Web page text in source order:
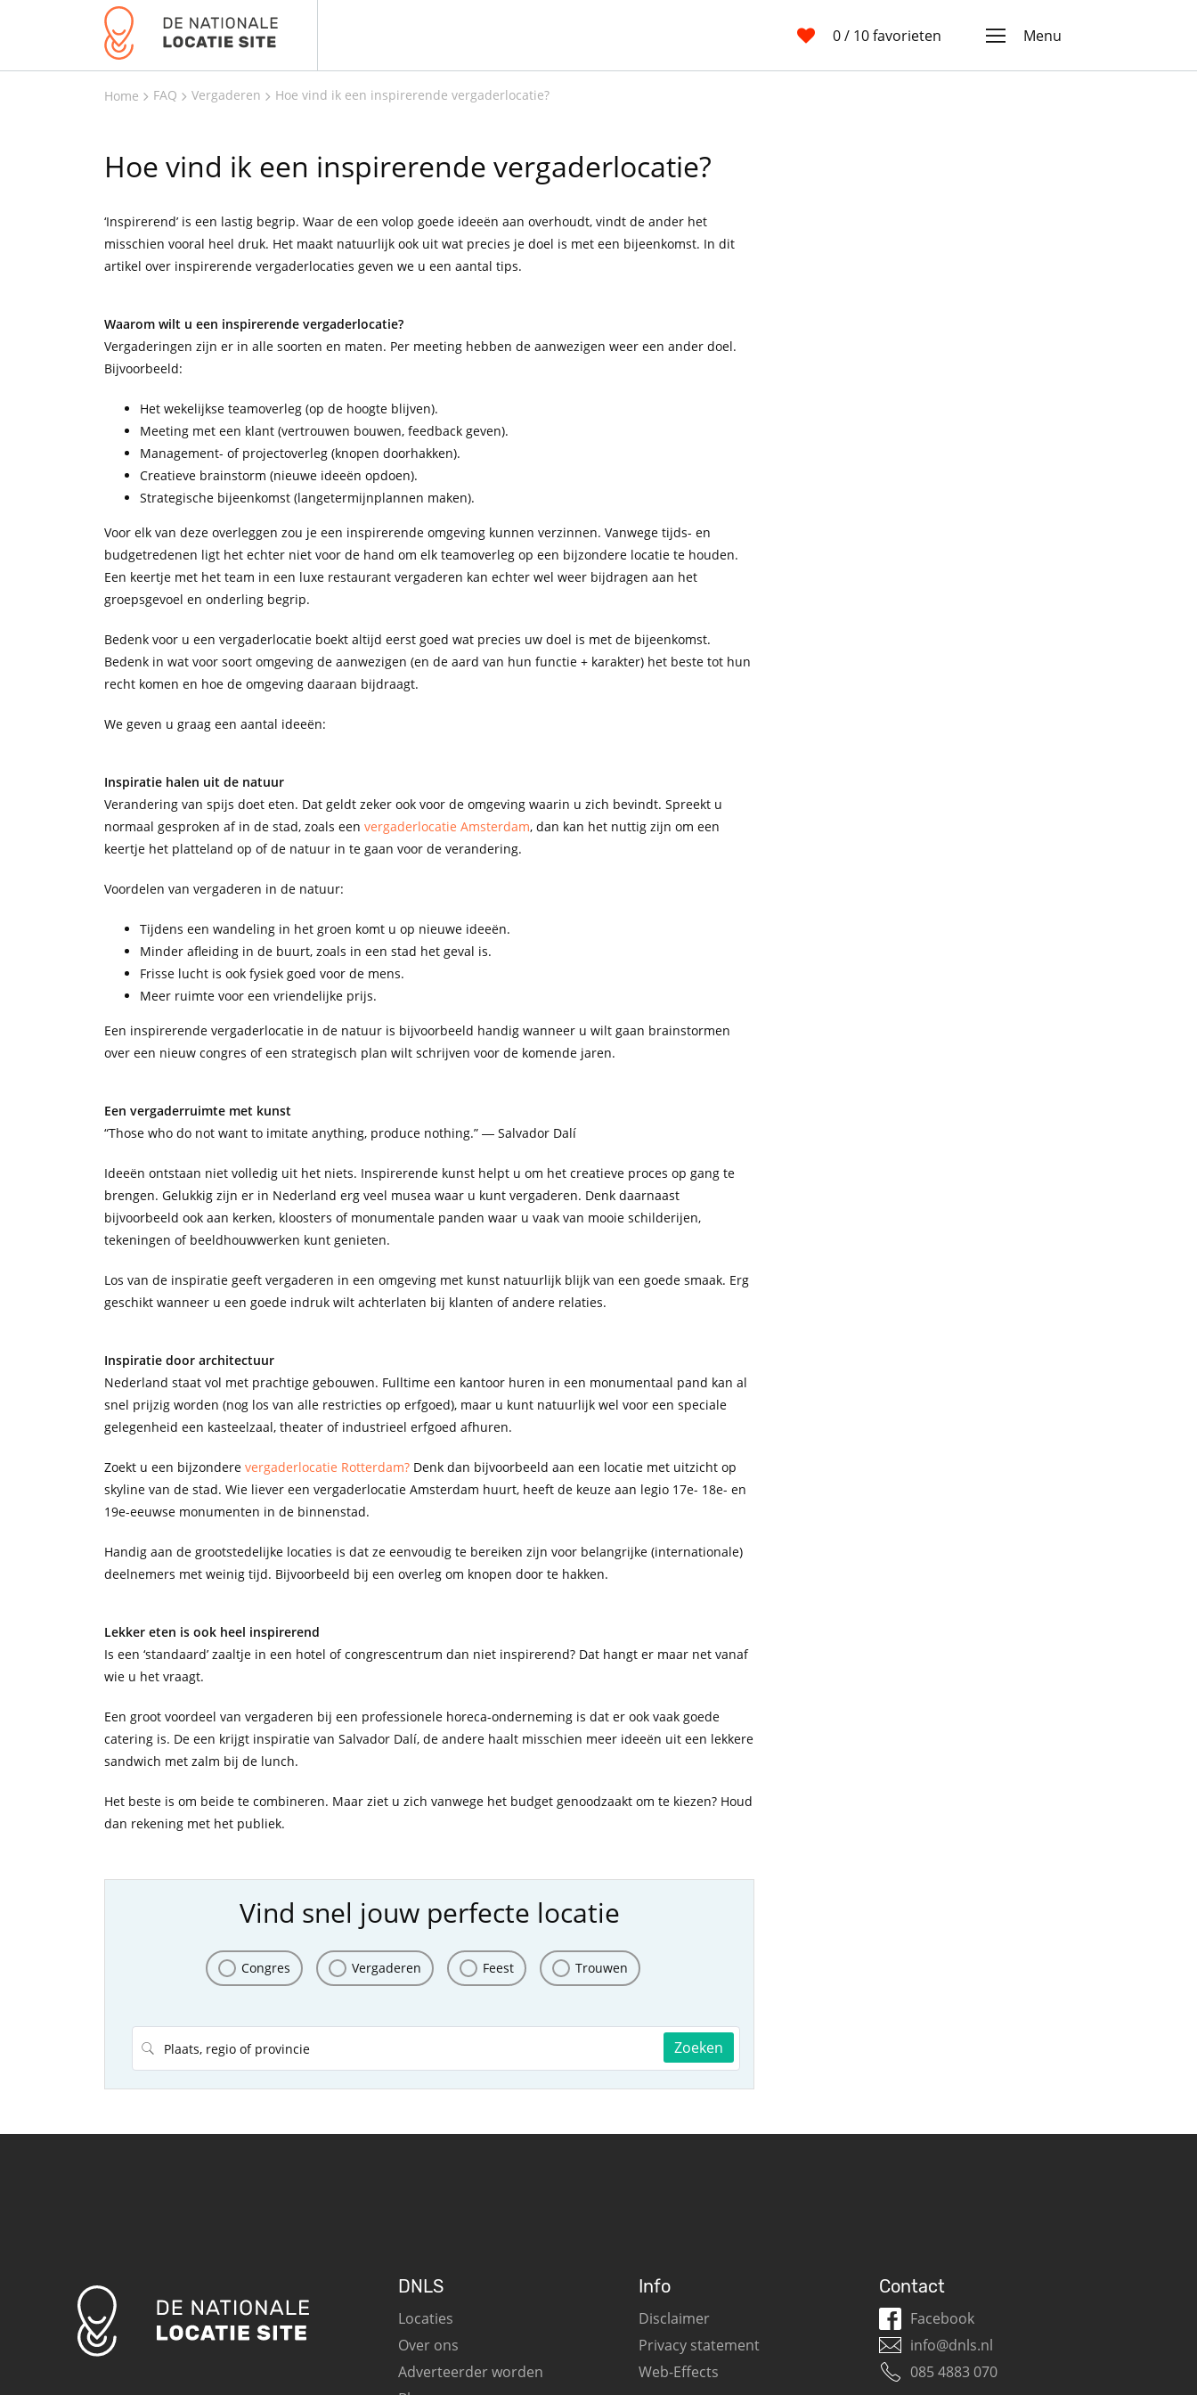
0/ 10 favorieten Menu
Home FAQ Vergaderen Hoe vind ik een inspirerende vergaderlocatie?
Hoe vind ik een inspirerende vergaderlocatie?
‘Inspirerend’ is een lastig begrip. Waar de een volop goede ideeën aan overhoudt, vindt de ander het
misschien vooral heel druk. Het maakt natuurlijk ook uit wat precies je doel is met een bijeenkomst. In dit
artikel over inspirerende vergaderlocaties geven we u een aantal tips.
Waarom wilt u een inspirerende vergaderlocatie?
Vergaderingen zijn er in alle soorten en maten. Per meeting hebben de aanwezigen weer een ander doel.
Bijvoorbeeld:
Het wekelijkse teamoverleg (op de hoogte blijven).
Meeting met een klant (vertrouwen bouwen, feedback geven).
Management- of projectoverleg (knopen doorhakken).
Creatieve brainstorm (nieuwe ideeën opdoen).
Strategische bijeenkomst (langetermijnplannen maken).
Voor elk van deze overleggen zou je een inspirerende omgeving kunnen verzinnen. Vanwege tijds- en
budgetredenen ligt het echter niet voor de hand om elk teamoverleg op een bijzondere locatie te houden.
Een keertje met het team in een luxe restaurant vergaderen kan echter wel weer bijdragen aan het
groepsgevoel en onderling begrip.
Bedenk voor u een vergaderlocatie boekt altijd eerst goed wat precies uw doel is met de bijeenkomst.
Bedenk in wat voor soort omgeving de aanwezigen (en de aard van hun functie + karakter) het beste tot hun
recht komen en hoe de omgeving daaraan bijdraagt.
We geven u graag een aantal ideeën:
Inspiratie halen uit de natuur
Verandering van spijs doet eten. Dat geldt zeker ook voor de omgeving waarin u zich bevindt. Spreekt u
normaal gesproken af in de stad, zoals een vergaderlocatie Amsterdam, dan kan het nuttig zijn om een
keertje het platteland op of de natuur in te gaan voor de verandering.
Voordelen van vergaderen in de natuur:
Tijdens een wandeling in het groen komt u op nieuwe ideeën.
Minder afleiding in de buurt, zoals in een stad het geval is.
Frisse lucht is ook fysiek goed voor de mens.
Meer ruimte voor een vriendelijke prijs.
Een inspirerende vergaderlocatie in de natuur is bijvoorbeeld handig wanneer u wilt gaan brainstormen
over een nieuw congres of een strategisch plan wilt schrijven voor de komende jaren.
Een vergaderruimte met kunst
“Those who do not want to imitate anything, produce nothing.” ― Salvador Dalí
Ideeën ontstaan niet volledig uit het niets. Inspirerende kunst helpt u om het creatieve proces op gang te
brengen. Gelukkig zijn er in Nederland erg veel musea waar u kunt vergaderen. Denk daarnaast
bijvoorbeeld ook aan kerken, kloosters of monumentale panden waar u vaak van mooie schilderijen,
tekeningen of beeldhouwwerken kunt genieten.
Los van de inspiratie geeft vergaderen in een omgeving met kunst natuurlijk blijk van een goede smaak. Erg
geschikt wanneer u een goede indruk wilt achterlaten bij klanten of andere relaties.
Inspiratie door architectuur
Nederland staat vol met prachtige gebouwen. Fulltime een kantoor huren in een monumentaal pand kan al
snel prijzig worden (nog los van alle restricties op erfgoed), maar u kunt natuurlijk wel voor een speciale
gelegenheid een kasteelzaal, theater of industrieel erfgoed afhuren.
Zoekt u een bijzondere vergaderlocatie Rotterdam? Denk dan bijvoorbeeld aan een locatie met uitzicht op
skyline van de stad. Wie liever een vergaderlocatie Amsterdam huurt, heeft de keuze aan legio 17e- 18e- en
19e-eeuwse monumenten in de binnenstad.
Handig aan de grootstedelijke locaties is dat ze eenvoudig te bereiken zijn voor belangrijke (internationale)
deelnemers met weinig tijd. Bijvoorbeeld bij een overleg om knopen door te hakken.
Lekker eten is ook heel inspirerend
Is een ‘standaard’ zaaltje in een hotel of congrescentrum dan niet inspirerend? Dat hangt er maar net vanaf
wie u het vraagt.
Een groot voordeel van vergaderen bij een professionele horeca-onderneming is dat er ook vaak goede
catering is. De een krijgt inspiratie van Salvador Dalí, de andere haalt misschien meer ideeën uit een lekkere
sandwich met zalm bij de lunch.
Het beste is om beide te combineren. Maar ziet u zich vanwege het budget genoodzaakt om te kiezen? Houd
dan rekening met het publiek.
Vind snel jouw perfecte locatie
Congres Vergaderen Feest Trouwen
Zoeken
DNLS
Locaties
Over ons
Adverteerder worden
Info
Disclaimer
Privacy statement
Web-Effects
Contact
Facebook
info@dnls.nl
085 4883 070